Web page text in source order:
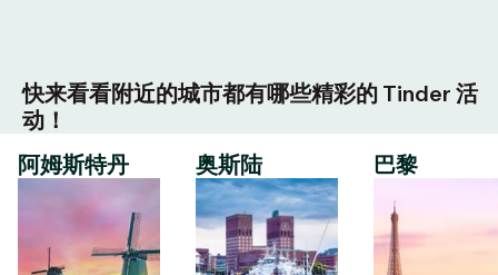
快来看看附近的城市都有哪些精彩的 Tinder 活
动！
阿姆斯特丹
奥斯陆 巴黎